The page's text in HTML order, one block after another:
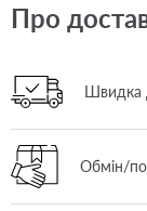
Про
Швидка
Обмін/